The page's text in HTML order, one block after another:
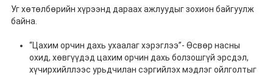
Уг хөтөлбөрийн хүрээнд дараах ажлуудыг зохион байгуулж
байна.
“Цахим орчин дахь ухаалаг хэрэглээ”- Өсвөр насны
охид, хөвгүүдэд цахим орчин дахь болзошгүй эрсдэл,
хүчирхийллээс урьдчилан сэргийлэх мэдлэг ойлголтыг